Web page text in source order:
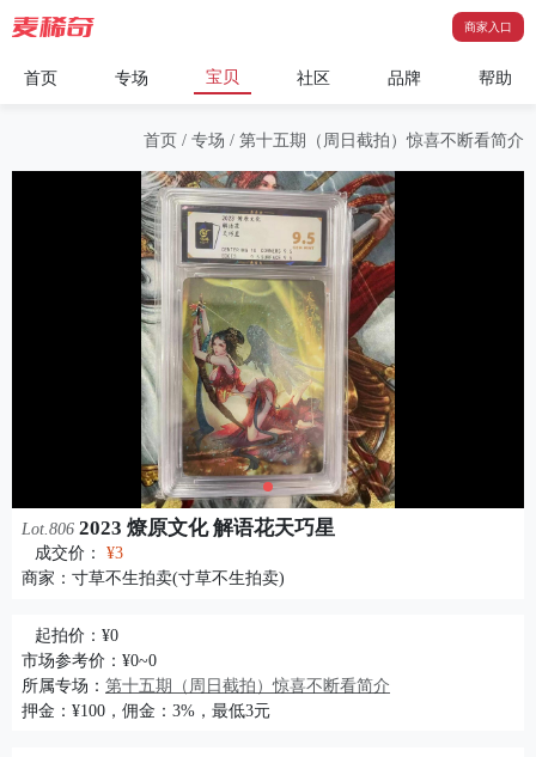
商家入口
首页 专场 宝贝 社区 品牌 帮助
首页 / 专场 / 第十五期（周日截拍）惊喜不断看简介
Lot.806 2023 燎原文化 解语花天巧星
成交价： ¥3
商家： 寸草不生拍卖(寸草不生拍卖)
起拍价：¥0
市场参考价：¥0~0
所属专场： 第十五期（周日截拍）惊喜不断看简介
押金：¥100，佣金：3%，最低3元